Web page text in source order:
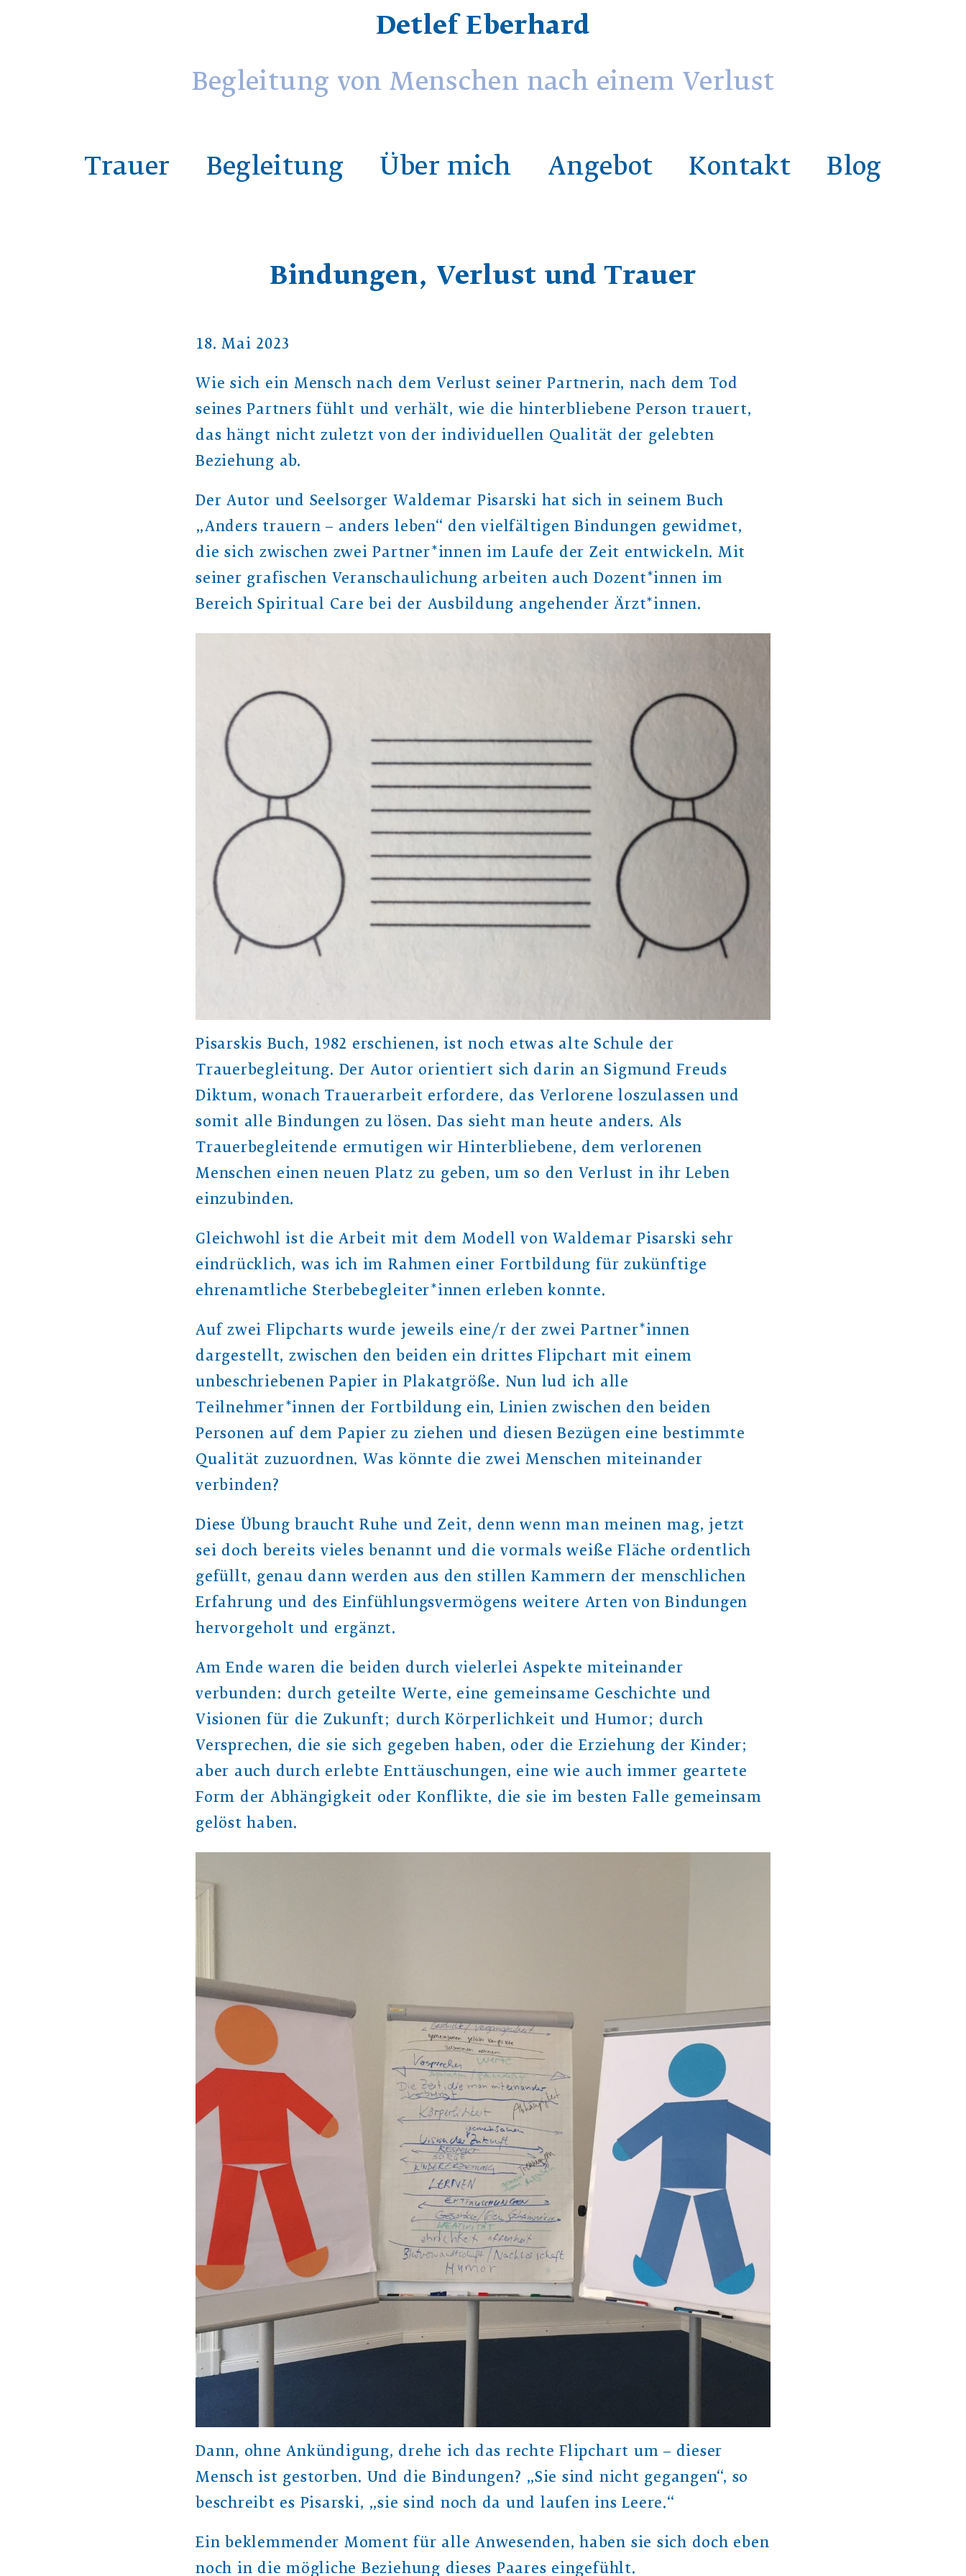
Detlef Eberhard
Begleitung von Menschen nach einem Verlust
Trauer Begleitung Über mich Angebot Kontakt Blog
Kategorien
Bindungen, Verlust und Trauer
18. Mai 2023
Wie sich ein Mensch nach dem Verlust seiner Partnerin, nach dem Tod
seines Partners fühlt und verhält, wie die hinterbliebene Person trauert,
das hängt nicht zuletzt von der individuellen Qualität der gelebten
Beziehung ab.
Der Autor und Seelsorger Waldemar Pisarski hat sich in seinem Buch
„Anders trauern – anders leben“ den vielfältigen Bindungen gewidmet,
die sich zwischen zwei Partner*innen im Laufe der Zeit entwickeln. Mit
seiner grafischen Veranschaulichung arbeiten auch Dozent*innen im
Bereich Spiritual Care bei der Ausbildung angehender Ärzt*innen.
Pisarskis Buch, 1982 erschienen, ist noch etwas alte Schule der
Trauerbegleitung. Der Autor orientiert sich darin an Sigmund Freuds
Diktum, wonach Trauerarbeit erfordere, das Verlorene loszulassen und
somit alle Bindungen zu lösen. Das sieht man heute anders. Als
Trauerbegleitende ermutigen wir Hinterbliebene, dem verlorenen
Menschen einen neuen Platz zu geben, um so den Verlust in ihr Leben
einzubinden.
Gleichwohl ist die Arbeit mit dem Modell von Waldemar Pisarski sehr
eindrücklich, was ich im Rahmen einer Fortbildung für zukünftige
ehrenamtliche Sterbebegleiter*innen erleben konnte.
Auf zwei Flipcharts wurde jeweils eine/r der zwei Partner*innen
dargestellt, zwischen den beiden ein drittes Flipchart mit einem
unbeschriebenen Papier in Plakatgröße. Nun lud ich alle
Teilnehmer*innen der Fortbildung ein, Linien zwischen den beiden
Personen auf dem Papier zu ziehen und diesen Bezügen eine bestimmte
Qualität zuzuordnen. Was könnte die zwei Menschen miteinander
verbinden?
Diese Übung braucht Ruhe und Zeit, denn wenn man meinen mag, jetzt
sei doch bereits vieles benannt und die vormals weiße Fläche ordentlich
gefüllt, genau dann werden aus den stillen Kammern der menschlichen
Erfahrung und des Einfühlungsvermögens weitere Arten von Bindungen
hervorgeholt und ergänzt.
Am Ende waren die beiden durch vielerlei Aspekte miteinander
verbunden: durch geteilte Werte, eine gemeinsame Geschichte und
Visionen für die Zukunft; durch Körperlichkeit und Humor; durch
Versprechen, die sie sich gegeben haben, oder die Erziehung der Kinder;
aber auch durch erlebte Enttäuschungen, eine wie auch immer geartete
Form der Abhängigkeit oder Konflikte, die sie im besten Falle gemeinsam
gelöst haben.
Dann, ohne Ankündigung, drehe ich das rechte Flipchart um – dieser
Mensch ist gestorben. Und die Bindungen? „Sie sind nicht gegangen“, so
beschreibt es Pisarski, „sie sind noch da und laufen ins Leere.“
Ein beklemmender Moment für alle Anwesenden, haben sie sich doch eben
noch in die mögliche Beziehung dieses Paares eingefühlt.